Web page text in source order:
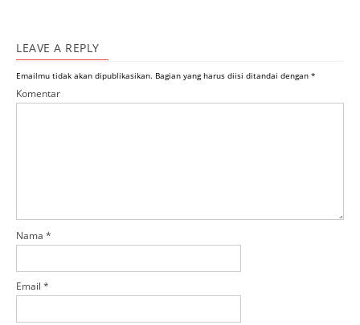
LEAVE A REPLY
Emailmu tidak akan dipublikasikan. Bagian yang harus diisi ditandai dengan *
Komentar
Nama *
Email *